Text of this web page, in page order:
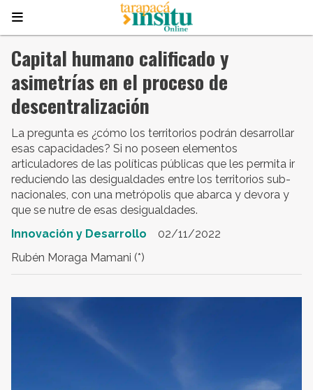
Capital humano calificado y
asimetrías en el proceso de
descentralización
La pregunta es ¿cómo los territorios podrán desarrollar
esas capacidades? Si no poseen elementos
articuladores de las políticas públicas que les permita ir
reduciendo las desigualdades entre los territorios sub-
nacionales, con una metrópolis que abarca y devora y
que se nutre de esas desigualdades.
Innovación y Desarrollo
02/11/2022
Rubén Moraga Mamani (*)